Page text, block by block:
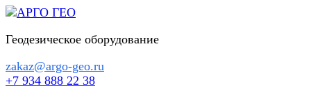
Перейти
содержанию
Геодезическое оборудование
zakaz@argo-geo.ru
+7 934 888 22 38